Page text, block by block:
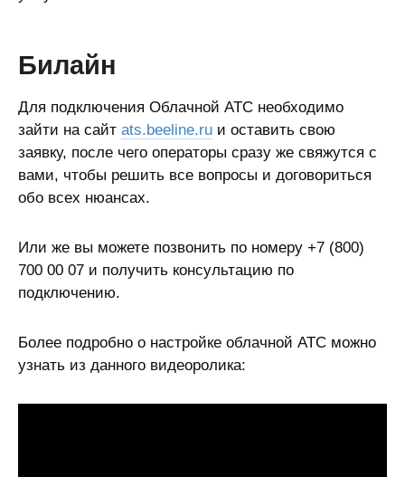
Билайн
Для подключения Облачной АТС необходимо
зайти на сайт ats.beeline.ru и оставить свою
заявку, после чего операторы сразу же свяжутся с
вами, чтобы решить все вопросы и договориться
обо всех нюансах.
Или же вы можете позвонить по номеру +7 (800)
700 00 07 и получить консультацию по
подключению.
Более подробно о настройке облачной АТС можно
узнать из данного видеоролика: